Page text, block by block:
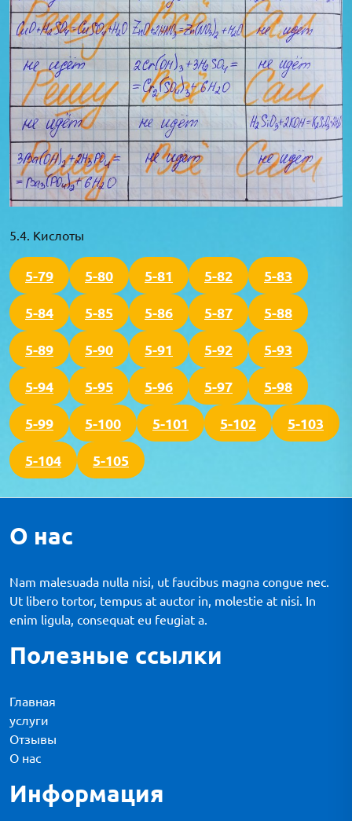
5.4. Кислоты
5-79 5-80 5-81 5-82 5-83
5-84 5-85 5-86 5-87 5-88
5-89 5-90 5-91 5-92 5-93
5-94 5-95 5-96 5-97 5-98
5-99 5-100 5-101 5-102 5-103
5-104 5-105
О нас
Nam malesuada nulla nisi, ut faucibus magna congue nec.
Ut libero tortor, tempus at auctor in, molestie at nisi. In
enim ligula, consequat eu feugiat a.
Полезные ссылки
Главная
услуги
Отзывы
О нас
Информация